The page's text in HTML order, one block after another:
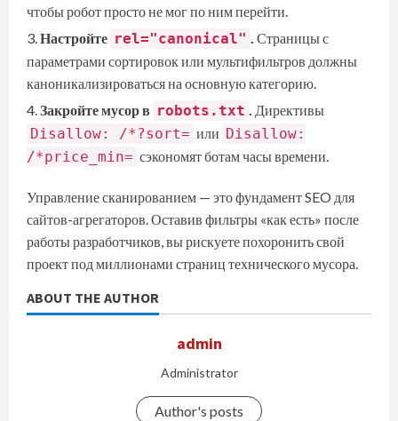
чтобы робот просто не мог по ним перейти.
Настройте rel="canonical" . Страницы с
параметрами сортировок или мультифильтров должны
каноникализироваться на основную категорию.
Закройте мусор в robots.txt . Директивы
Disallow: /*?sort= или Disallow:
/*price_min= сэкономят ботам часы времени.
Управление сканированием — это фундамент SEO для
сайтов-агрегаторов. Оставив фильтры «как есть» после
работы разработчиков, вы рискуете похоронить свой
проект под миллионами страниц технического мусора.
ABOUT THE AUTHOR
admin
Administrator
Author's posts